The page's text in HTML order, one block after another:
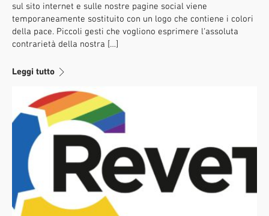
sul sito internet e sulle nostre pagine social viene
temporaneamente sostituito con un logo che contiene i colori
della pace. Piccoli gesti che vogliono esprimere l’assoluta
contrarietà della nostra […]
Leggi tutto